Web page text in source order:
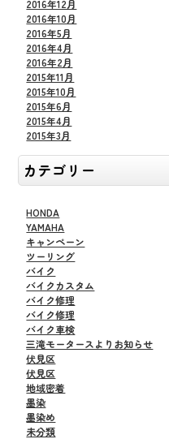
2016年12月
2016年10月
2016年5月
2016年4月
2016年2月
2015年11月
2015年10月
2015年6月
2015年4月
2015年3月
カテゴリー
HONDA
YAMAHA
キャンペーン
ツーリング
バイク
バイクカスタム
バイク修理
バイク修理
バイク車検
三滝モータースよりお知らせ
伏見区
伏見区
地域密着
墨染
墨染め
未分類